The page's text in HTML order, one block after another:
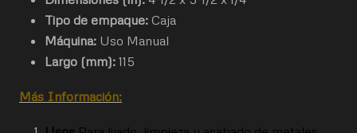
Tipo de empaque: Caja
Máquina: Uso Manual
Largo (mm): 115
Más Información: